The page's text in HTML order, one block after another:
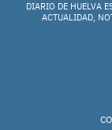
DIARIO DE HUELVA
ACTUALIDAD,